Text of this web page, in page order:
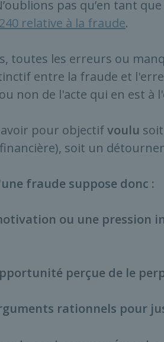
pas qu’en tant
relative à la fraude.
toutes les erreurs ou
entre la fraude et
ou non de l'acte qui en est à
pour objectifvoulu
soit un
fraude suppose donc :
ou une pression
perçue de le
rationnels pour